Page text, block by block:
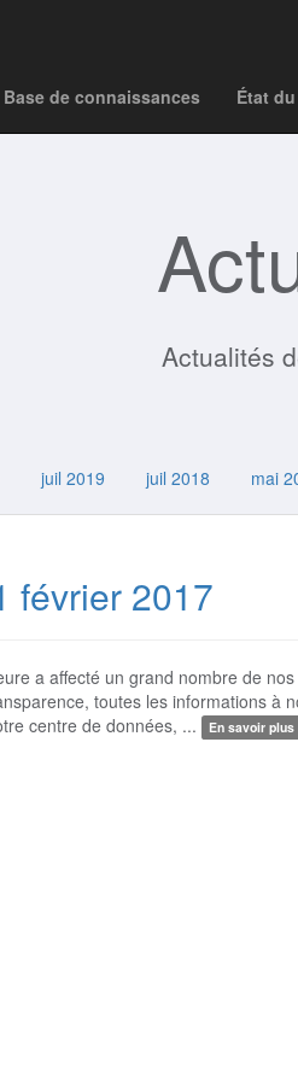
Base de connaissances État
Actualités
juil 2019 juil 2018 mai
février 2017
a affecté un grand nombre de
toutes les informations à
centre de données, ...
En savoir plus